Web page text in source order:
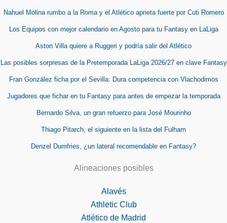
Nahuel Molina rumbo a la Roma y el Atlético aprieta fuerte por Cuti Romero
Los Equipos con mejor calendario en Agosto para tu Fantasy en LaLiga
Aston Villa quiere a Ruggeri y podría salir del Atlético
Las posibles sorpresas de la Pretemporada LaLiga 2026/27 en clave Fantasy
Fran González ficha por el Sevilla: Dura competencia con Vlachodimos
Jugadores que fichar en tu Fantasy para antes de empezar la temporada
Bernardo Silva, un gran refuerzo para José Mourinho
Thiago Pitarch, el siguiente en la lista del Fulham
Denzel Dumfries, ¿un lateral recomendable en Fantasy?
Alineaciones posibles
Alavés
Athletic Club
Atlético de Madrid